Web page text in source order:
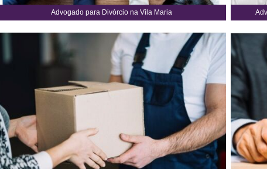
Advogado para Divórcio na Vila Maria